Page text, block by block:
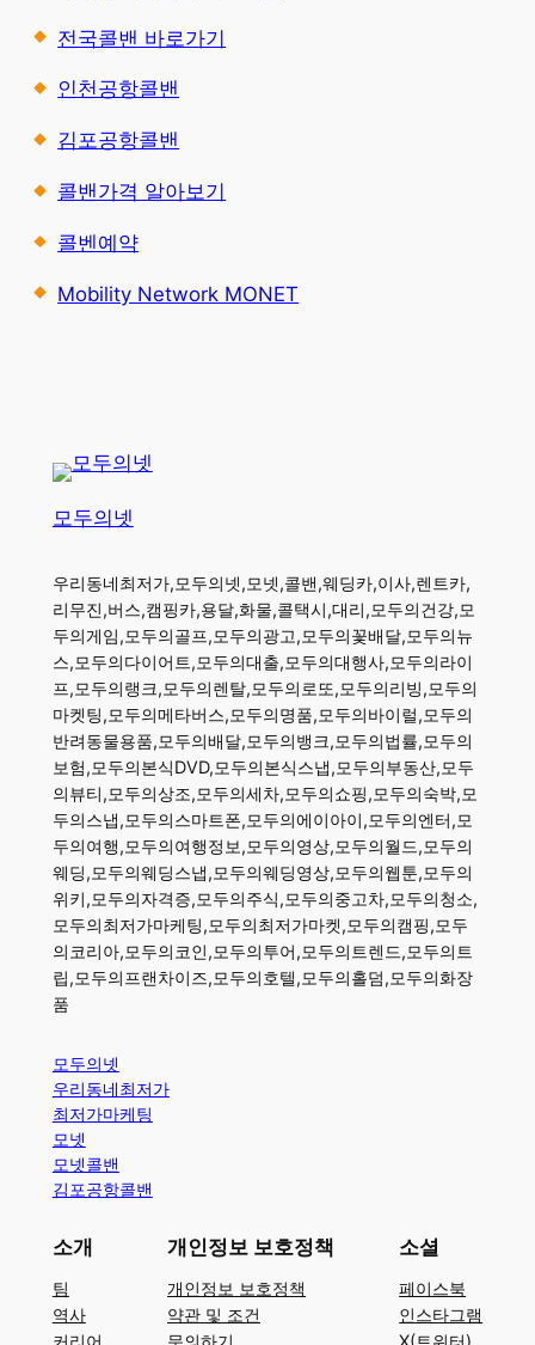
전국콜밴 바로가기
인천공항콜밴
김포공항콜밴
콜밴가격 알아보기
콜벤예약
Mobility Network MONET
모두의넷
우리동네최저가,모두의넷,모넷,콜밴,웨딩카,이사,렌트카,
리무진,버스,캠핑카,용달,화물,콜택시,대리,모두의건강,모
두의게임,모두의골프,모두의광고,모두의꽃배달,모두의뉴
스,모두의다이어트,모두의대출,모두의대행사,모두의라이
프,모두의랭크,모두의렌탈,모두의로또,모두의리빙,모두의
마켓팅,모두의메타버스,모두의명품,모두의바이럴,모두의
반려동물용품,모두의배달,모두의뱅크,모두의법률,모두의
보험,모두의본식DVD,모두의본식스냅,모두의부동산,모두
의뷰티,모두의상조,모두의세차,모두의쇼핑,모두의숙박,모
두의스냅,모두의스마트폰,모두의에이아이,모두의엔터,모
두의여행,모두의여행정보,모두의영상,모두의월드,모두의
웨딩,모두의웨딩스냅,모두의웨딩영상,모두의웹툰,모두의
위키,모두의자격증,모두의주식,모두의중고차,모두의청소,
모두의최저가마케팅,모두의최저가마켓,모두의캠핑,모두
의코리아,모두의코인,모두의투어,모두의트렌드,모두의트
립,모두의프랜차이즈,모두의호텔,모두의홀덤,모두의화장
품
모두의넷
우리동네최저가
최저가마케팅
모넷
모넷콜밴
김포공항콜밴
소개
팀
역사
커리어
개인정보 보호정책
개인정보 보호정책
약관 및 조건
문의하기
소셜
페이스북
인스타그램
X(트위터)